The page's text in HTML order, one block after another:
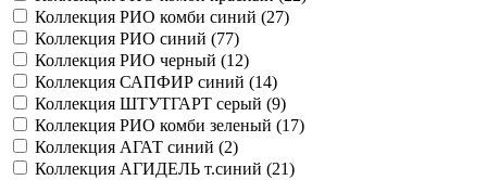
Коллекция РИО комби синий (27)
Коллекция РИО синий (77)
Коллекция РИО черный (12)
Коллекция САПФИР синий (14)
Коллекция ШТУТГАРТ серый (9)
Коллекция РИО комби зеленый (17)
Коллекция АГАТ синий (2)
Коллекция АГИДЕЛЬ т.синий (21)